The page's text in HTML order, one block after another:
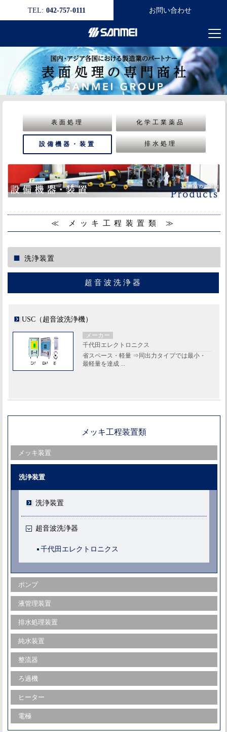
表面処理 化学工業薬品
設備機器・装置 排水処理
≪ メッキ工程装置類 ≫
洗浄装置
超音波洗浄器
USC（超音波洗浄機）
メーカー
千代田エレクトロニクス
省スペース・軽量 ⇒同出力タイプでは最小・
最軽量を達成 ...
メッキ工程装置類
メッキ装置
洗浄装置
洗浄装置
超音波洗浄器
千代田エレクトロニクス
ポンプ
液管理装置
排水処理装置
純水装置
整流器
ろ過機
ヒーター
電極
TEL: 042-757-0111 お問い合わせ